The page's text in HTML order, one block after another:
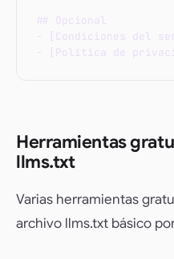
## Opcional
- [Condiciones del
Herramientas
llms.txt
Varias herramientas
archivo llms.txt básico